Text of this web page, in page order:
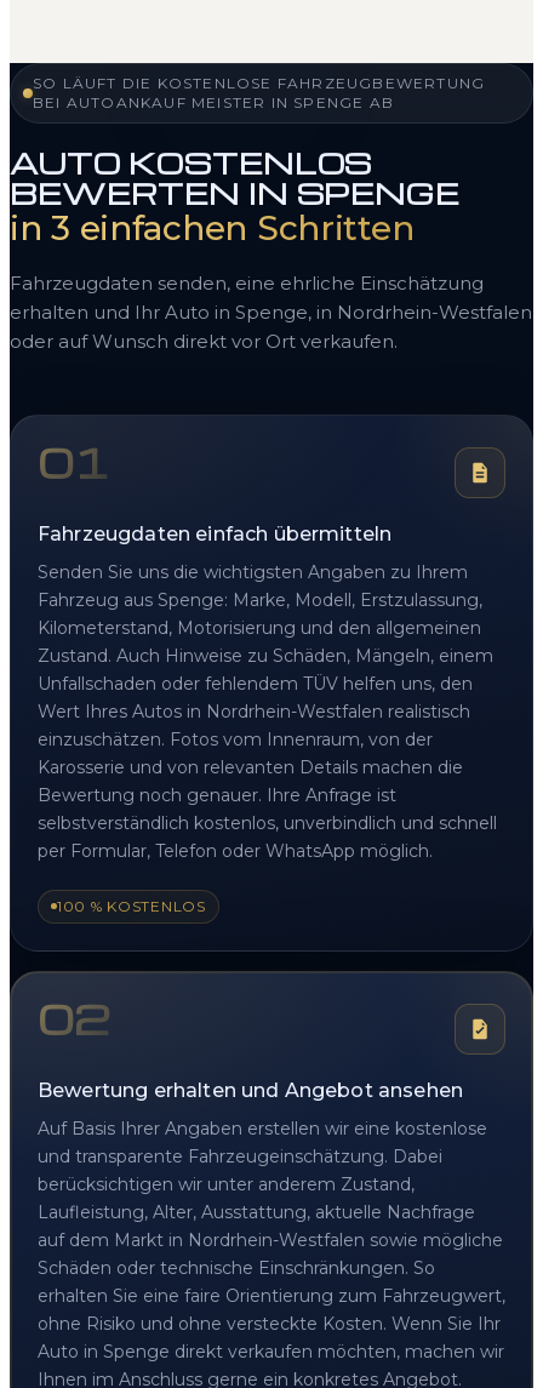
SO LÄUFT DIE KOSTENLOSE FAHRZEUGBEWERTUNG
BEI AUTOANKAUF MEISTER IN SPENGE AB
AUTO KOSTENLOS
BEWERTEN IN SPENGE
in 3 einfachen Schritten
Fahrzeugdaten senden, eine ehrliche Einschätzung
erhalten und Ihr Auto in Spenge, in Nordrhein-Westfalen
oder auf Wunsch direkt vor Ort verkaufen.
01
Fahrzeugdaten einfach übermitteln
Senden Sie uns die wichtigsten Angaben zu Ihrem
Fahrzeug aus Spenge: Marke, Modell, Erstzulassung,
Kilometerstand, Motorisierung und den allgemeinen
Zustand. Auch Hinweise zu Schäden, Mängeln, einem
Unfallschaden oder fehlendem TÜV helfen uns, den
Wert Ihres Autos in Nordrhein-Westfalen realistisch
einzuschätzen. Fotos vom Innenraum, von der
Karosserie und von relevanten Details machen die
Bewertung noch genauer. Ihre Anfrage ist
selbstverständlich kostenlos, unverbindlich und schnell
per Formular, Telefon oder WhatsApp möglich.
100 % KOSTENLOS
02
Bewertung erhalten und Angebot ansehen
Auf Basis Ihrer Angaben erstellen wir eine kostenlose
und transparente Fahrzeugeinschätzung. Dabei
berücksichtigen wir unter anderem Zustand,
Laufleistung, Alter, Ausstattung, aktuelle Nachfrage
auf dem Markt in Nordrhein-Westfalen sowie mögliche
Schäden oder technische Einschränkungen. So
erhalten Sie eine faire Orientierung zum Fahrzeugwert,
ohne Risiko und ohne versteckte Kosten. Wenn Sie Ihr
Auto in Spenge direkt verkaufen möchten, machen wir
Ihnen im Anschluss gerne ein konkretes Angebot.